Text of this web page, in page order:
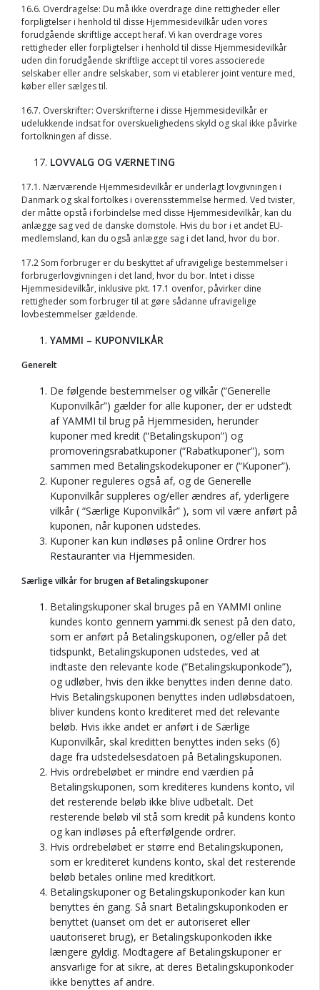
16.6. Overdragelse: Du må ikke overdrage dine rettigheder eller
forpligtelser i henhold til disse Hjemmesidevilkår uden vores
forudgående skriftlige accept heraf. Vi kan overdrage vores
rettigheder eller forpligtelser i henhold til disse Hjemmesidevilkår
uden din forudgående skriftlige accept til vores associerede
selskaber eller andre selskaber, som vi etablerer joint venture med,
køber eller sælges til.
16.7. Overskrifter: Overskrifterne i disse Hjemmesidevilkår er
udelukkende indsat for overskuelighedens skyld og skal ikke påvirke
fortolkningen af disse.
LOVVALG OG VÆRNETING
17.1. Nærværende Hjemmesidevilkår er underlagt lovgivningen i
Danmark og skal fortolkes i overensstemmelse hermed. Ved tvister,
der måtte opstå i forbindelse med disse Hjemmesidevilkår, kan du
anlægge sag ved de danske domstole. Hvis du bor i et andet EU-
medlemsland, kan du også anlægge sag i det land, hvor du bor.
17.2 Som forbruger er du beskyttet af ufravigelige bestemmelser i
forbrugerlovgivningen i det land, hvor du bor. Intet i disse
Hjemmesidevilkår, inklusive pkt. 17.1 ovenfor, påvirker dine
rettigheder som forbruger til at gøre sådanne ufravigelige
lovbestemmelser gældende.
YAMMI – KUPONVILKÅR
Generelt
De følgende bestemmelser og vilkår (“Generelle
Kuponvilkår”) gælder for alle kuponer, der er udstedt
af YAMMI til brug på Hjemmesiden, herunder
kuponer med kredit (“Betalingskupon”) og
promoveringsrabatkuponer (“Rabatkuponer”), som
sammen med Betalingskodekuponer er (“Kuponer”).
Kuponer reguleres også af, og de Generelle
Kuponvilkår suppleres og/eller ændres af, yderligere
vilkår ( “Særlige Kuponvilkår” ), som vil være anført på
kuponen, når kuponen udstedes.
Kuponer kan kun indløses på online Ordrer hos
Restauranter via Hjemmesiden.
Særlige vilkår for brugen af Betalingskuponer
Betalingskuponer skal bruges på en YAMMI online
kundes konto gennem yammi.dk senest på den dato,
som er anført på Betalingskuponen, og/eller på det
tidspunkt, Betalingskuponen udstedes, ved at
indtaste den relevante kode (“Betalingskuponkode”),
og udløber, hvis den ikke benyttes inden denne dato.
Hvis Betalingskuponen benyttes inden udløbsdatoen,
bliver kundens konto krediteret med det relevante
beløb. Hvis ikke andet er anført i de Særlige
Kuponvilkår, skal kreditten benyttes inden seks (6)
dage fra udstedelsesdatoen på Betalingskuponen.
Hvis ordrebeløbet er mindre end værdien på
Betalingskuponen, som krediteres kundens konto, vil
det resterende beløb ikke blive udbetalt. Det
resterende beløb vil stå som kredit på kundens konto
og kan indløses på efterfølgende ordrer.
Hvis ordrebeløbet er større end Betalingskuponen,
som er krediteret kundens konto, skal det resterende
beløb betales online med kreditkort.
Betalingskuponer og Betalingskuponkoder kan kun
benyttes én gang. Så snart Betalingskuponkoden er
benyttet (uanset om det er autoriseret eller
uautoriseret brug), er Betalingskuponkoden ikke
længere gyldig. Modtagere af Betalingskuponer er
ansvarlige for at sikre, at deres Betalingskuponkoder
ikke benyttes af andre.